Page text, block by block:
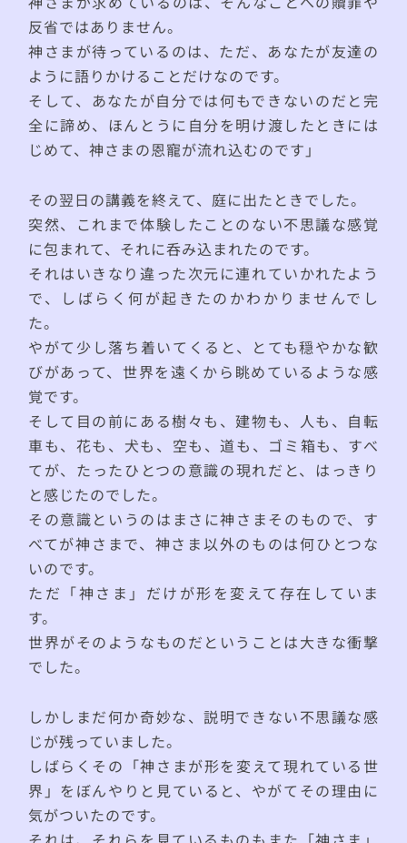
反省ではありません。
神さまが待っているのは、ただ、あなたが友達の
ように語りかけることだけなのです。
そして、あなたが自分では何もできないのだと完
全に諦め、ほんとうに自分を明け渡したときには
じめて、神さまの恩寵が流れ込むのです」
その翌日の講義を終えて、庭に出たときでした。
突然、これまで体験したことのない不思議な感覚
に包まれて、それに呑み込まれたのです。
それはいきなり違った次元に連れていかれたよう
で、しばらく何が起きたのかわかりませんでし
た。
やがて少し落ち着いてくると、とても穏やかな歓
びがあって、世界を遠くから眺めているような感
覚です。
そして目の前にある樹々も、建物も、人も、自転
車も、花も、犬も、空も、道も、ゴミ箱も、すべ
てが、たったひとつの意識の現れだと、はっきり
と感じたのでした。
その意識というのはまさに神さまそのもので、す
べてが神さまで、神さま以外のものは何ひとつな
いのです。
ただ「神さま」だけが形を変えて存在していま
す。
世界がそのようなものだということは大きな衝撃
でした。
しかしまだ何か奇妙な、説明できない不思議な感
じが残っていました。
しばらくその「神さまが形を変えて現れている世
界」をぼんやりと見ていると、やがてその理由に
気がついたのです。